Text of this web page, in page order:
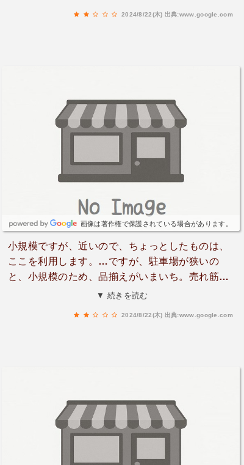
2024/8/22(木) 出典:www.google.com
画像は著作権で保護されている場合があります。
小規模ですが、近いので、ちょっとしたものは、
ここを利用します。…ですが、駐車場が狭いの
と、小規模のため、品揃えがいまいち。売れ筋
は、おいてあると思うので、ちょっとしだのを買
▼ 続きを読む
2024/8/22(木) 出典:www.google.com